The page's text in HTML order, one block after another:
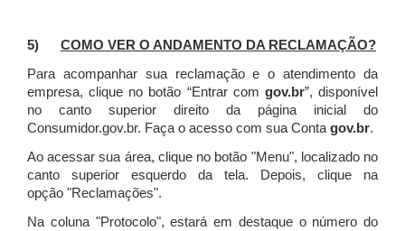
5) COMO VER O ANDAMENTO DA RECLAMAÇÃO?
Para acompanhar sua reclamação e o atendimento da
empresa, clique no botão “Entrar com gov.br”, disponível
no canto superior direito da página inicial do
Consumidor.gov.br. Faça o acesso com sua Contagov.br.
Ao acessar sua área, clique no botão "Menu", localizado no
canto superior esquerdo da tela. Depois, clique na
opção "Reclamações".
Na coluna "Protocolo", estará em destaque o número do